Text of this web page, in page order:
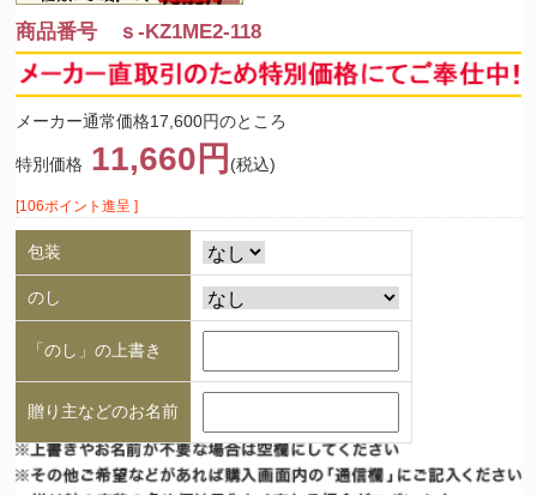
商品番号 ｓ-KZ1ME2-118
メーカー通常価格17,600円のところ
特別価格 11,660円 (税込)
[106ポイント進呈 ]
包装
のし
「のし」の上書き
贈り主などのお名前